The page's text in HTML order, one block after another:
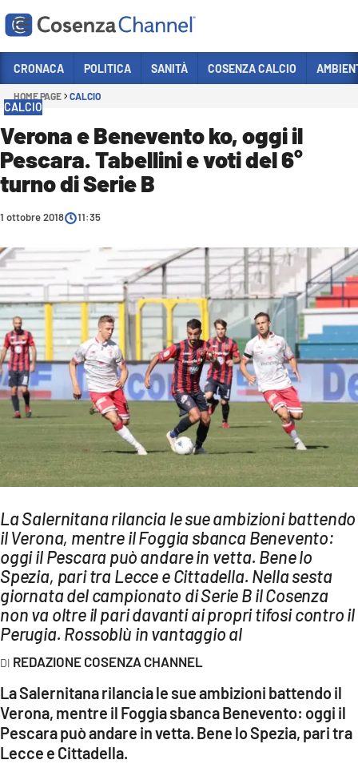
Sezioni
POLITICA
COSENZA CALCIO
ECONOMIA E LAVORO
SANITÀ
SPORT
CULTURA
AMBIENTE
Streaming
LAC TV
LAC NETWORK
LAC ONAIR
LaC
Network
LACPLAY.IT
LACTV.IT
LACONAIR.IT
LACITYMAG.IT
ILREGGINO.IT
COSENZACHANNEL.IT
ILVIBONESE.IT
CRONACA POLITICA SANITÀ COSENZA CALCIO
HOME PAGE CALCIO
CALCIO
Verona e Benevento ko, oggi il
Pescara. Tabellini e voti del 6°
turno di Serie B
1 ottobre 2018 11:35
La Salernitana rilancia le sue ambizioni battendo
il Verona, mentre il Foggia sbanca Benevento:
oggi il Pescara può andare in vetta. Bene lo
Spezia, pari tra Lecce e Cittadella. Nella sesta
giornata del campionato di Serie B il Cosenza
non va oltre il pari davanti ai propri tifosi contro il
Perugia. Rossoblù in vantaggio al
REDAZIONE COSENZA CHANNEL
La Salernitana rilancia le sue ambizioni battendo il
Verona, mentre il Foggia sbanca Benevento: oggi il
Pescara può andare in vetta. Bene lo Spezia, pari tra
Lecce e Cittadella.